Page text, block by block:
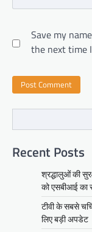
Save my
the next time
Recent Posts
श्रद्धालुओं की
को एसबीआई का
टीवी के सबसे
लिए बड़ी अपडेट